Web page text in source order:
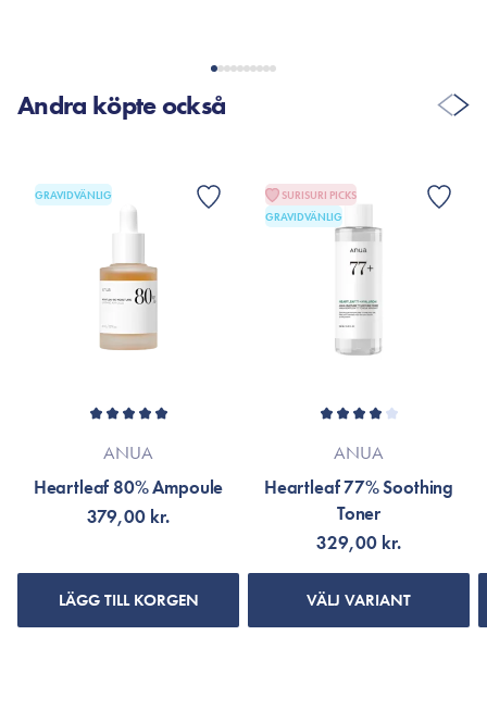
Andra köpte också
GRAVIDVÄNLIG
ANUA
Heartleaf 80% Ampoule
379,00 kr.
LÄGG TILL KORGEN
SURISURI PICKS
GRAVIDVÄNLIG
ANUA
Heartleaf 77% Soothing
Toner
329,00 kr.
VÄLJ VARIANT